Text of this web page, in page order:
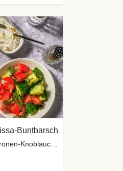
Buntbarsch
dazu Tomaten-Gurkensalat und Zitronen-Knoblauch Dip